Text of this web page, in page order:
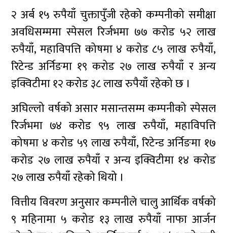
२ अर्ब १५ रुपैयाँ चुक्तापुँजी रहेको कम्पनीको समीक्षा
अवधिसम्ममा स्पेसल रिर्जभमा ७७ करोड ५२ लाख
रुपैयाँ, महाविपत्ति कोषमा ४ करोड ८५ लाख रुपैयाँ,
रिटेन्ड अर्निङमा १९ करोड २७ लाख रुपैयाँ र अन्य
इक्विटीमा १२ करोड ३८ लाख रुपैयाँ रहेको छ ।
अघिल्लो वर्षको असार मसान्तसम्म कम्पनीको स्पेसल
रिर्जभमा ७४ करोड ९५ लाख रुपैयाँ, महाविपत्ति
कोषमा ४ करोड ५९ लाख रुपैयाँ, रिटेन्ड अर्निङमा १७
करोड २७ लाख रुपैयाँ र अन्य इक्विटीमा १४ करोड
२७ लाख रुपैयाँ रहेको थियो ।
वित्तीय विवरण अनुसार कम्पनीले चालु आर्थिक वर्षको
९ महिनामा ५ करोड १३ लाख रुपैयाँ नाफा आर्जन